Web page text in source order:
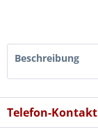
Beschreibung
Telefon-Kontakt